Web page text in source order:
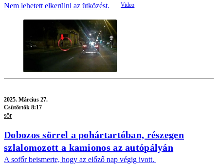
Nem lehetett elkerülni az ütközést.
2025. Március 27.
Csütörtök 8:17
sör
Dobozos sörrel a pohártartóban, részegen
szlalomozott a kamionos az autópályán
A sofőr beismerte, hogy az előző nap végig ivott.